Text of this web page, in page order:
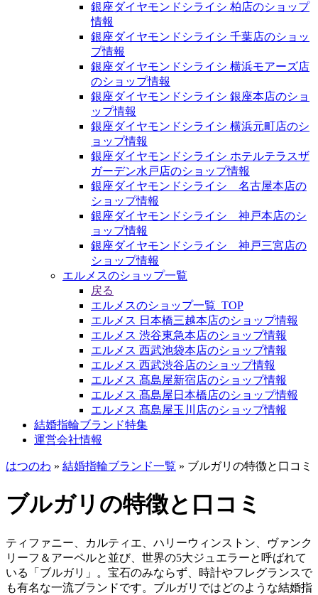
銀座ダイヤモンドシライシ 柏店のショップ
情報
銀座ダイヤモンドシライシ 千葉店のショッ
プ情報
銀座ダイヤモンドシライシ 横浜モアーズ店
のショップ情報
銀座ダイヤモンドシライシ 銀座本店のショ
ップ情報
銀座ダイヤモンドシライシ 横浜元町店のシ
ョップ情報
銀座ダイヤモンドシライシ ホテルテラスザ
ガーデン水戸店のショップ情報
銀座ダイヤモンドシライシ 名古屋本店の
ショップ情報
銀座ダイヤモンドシライシ 神戸本店のシ
ョップ情報
銀座ダイヤモンドシライシ 神戸三宮店の
ショップ情報
エルメスのショップ一覧
戻る
エルメスのショップ一覧_TOP
エルメス 日本橋三越本店のショップ情報
エルメス 渋谷東急本店のショップ情報
エルメス 西武池袋本店のショップ情報
エルメス 西武渋谷店のショップ情報
エルメス 髙島屋新宿店のショップ情報
エルメス 髙島屋日本橋店のショップ情報
エルメス 髙島屋玉川店のショップ情報
結婚指輪ブランド特集
運営会社情報
はつのわ » 結婚指輪ブランド一覧 » ブルガリの特徴と口コミ
ブルガリの特徴と口コミ
ティファニー、カルティエ、ハリーウィンストン、ヴァンク
リーフ＆アーペルと並び、世界の5大ジュエラーと呼ばれて
いる「ブルガリ」。宝石のみならず、時計やフレグランスで
も有名な一流ブランドです。ブルガリではどのような結婚指